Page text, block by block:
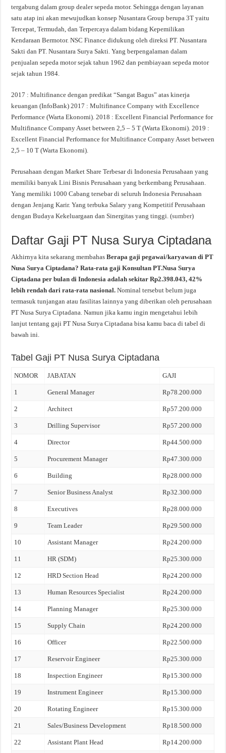
tergabung dalam group dealer sepeda motor. Sehingga dengan layanan
satu atap ini akan mewujudkan konsep Nusantara Group berupa 3T yaitu
Tercepat, Termudah, dan Terpercaya dalam bidang Kepemilikan
Kendaraan Bermotor. NSC Finance didukung oleh direksi PT. Nusantara
Sakti dan PT. Nusantara Surya Sakti. Yang berpengalaman dalam
penjualan sepeda motor sejak tahun 1962 dan pembiayaan sepeda motor
sejak tahun 1984.
2017 : Multifinance dengan predikat “Sangat Bagus” atas kinerja
keuangan (InfoBank) 2017 : Multifinance Company with Excellence
Performance (Warta Ekonomi). 2018 : Excellent Financial Performance for
Multifinance Company Asset between 2,5 – 5 T (Warta Ekonomi). 2019 :
Excellent Financial Performance for Multifinance Company Asset between
2,5 – 10 T (Warta Ekonomi).
Perusahaan dengan Market Share Terbesar di Indonesia Perusahaan yang
memiliki banyak Lini Bisnis Perusahaan yang berkembang Perusahaan.
Yang memiliki 1000 Cabang tersebar di seluruh Indonesia Perusahaan
dengan Jenjang Karir. Yang terbuka Salary yang Kompetitif Perusahaan
dengan Budaya Kekeluargaan dan Sinergitas yang tinggi. (sumber)
Daftar Gaji PT Nusa Surya Ciptadana
Akhirnya kita sekarang membahasBerapa gaji pegawai/karyawan di PT
Nusa Surya Ciptadana? Rata-rata gaji Konsultan PT.Nusa Surya
Ciptadana per bulan di Indonesia adalah sekitar Rp2.398.043, 42%
lebih rendah dari rata-rata nasional.Nominal tersebut belum juga
termasuk tunjangan atau fasilitas lainnya yang diberikan oleh perusahaan
PT Nusa Surya Ciptadana. Namun jika kamu ingin mengetahui lebih
lanjut tentang gaji PT Nusa Surya Ciptadana bisa kamu baca di tabel di
bawah ini.
Tabel Gaji PT Nusa Surya Ciptadana
NOMOR JABATAN GAJI
1 General Manager Rp78.200.000
2 Architect Rp57.200.000
3 Drilling Supervisor Rp57.200.000
4 Director Rp44.500.000
5 Procurement Manager Rp47.300.000
6 Building Rp28.000.000
7 Senior Business Analyst Rp32.300.000
8 Executives Rp28.000.000
9 Team Leader Rp29.500.000
10 Assistant Manager Rp24.200.000
11 HR (SDM) Rp25.300.000
12 HRD Section Head Rp24.200.000
13 Human Resources Specialist Rp24.200.000
14 Planning Manager Rp25.300.000
15 Supply Chain Rp24.200.000
16 Officer Rp22.500.000
17 Reservoir Engineer Rp25.300.000
18 Inspection Engineer Rp15.300.000
19 Instrument Engineer Rp15.300.000
20 Rotating Engineer Rp15.300.000
21 Sales/Business Development Rp18.500.000
22 Assistant Plant Head Rp14.200.000